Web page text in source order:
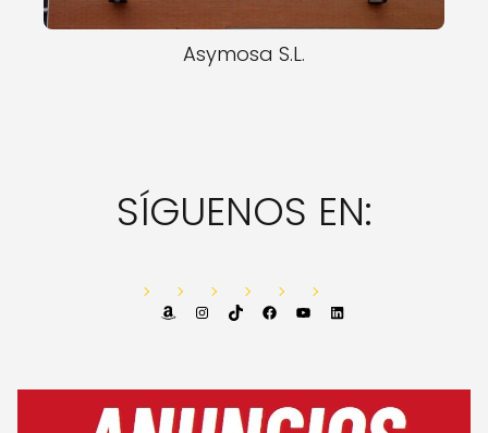
Asymosa S.L.
SÍGUENOS EN:
AmazonInstagram
TikTok FacebookYouTube